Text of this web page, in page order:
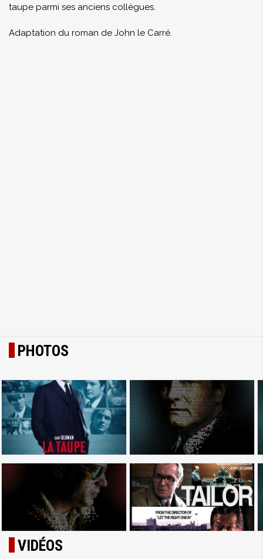
taupe parmi ses anciens collègues.
Adaptation du roman de John le Carré.
PHOTOS
VIDÉOS